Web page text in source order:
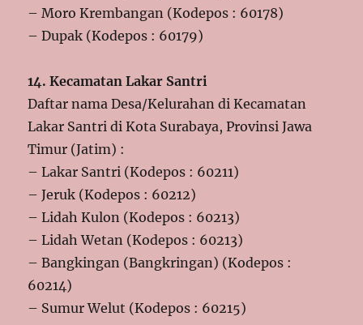
– Moro Krembangan (Kodepos : 60178)
– Dupak (Kodepos : 60179)
14. Kecamatan Lakar Santri
Daftar nama Desa/Kelurahan di Kecamatan
Lakar Santri di Kota Surabaya, Provinsi Jawa
Timur (Jatim) :
– Lakar Santri (Kodepos : 60211)
– Jeruk (Kodepos : 60212)
– Lidah Kulon (Kodepos : 60213)
– Lidah Wetan (Kodepos : 60213)
– Bangkingan (Bangkringan) (Kodepos :
60214)
– Sumur Welut (Kodepos : 60215)